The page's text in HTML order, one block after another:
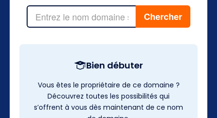
Bien débuter
Vous êtes le propriétaire de ce domaine ?
Découvrez toutes les possibilités qui
s’offrent à vous dès maintenant de ce nom